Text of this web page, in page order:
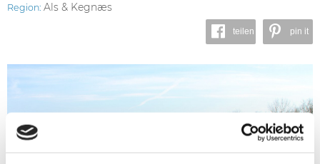
Region: Als & Kegnæs
teilen pin it